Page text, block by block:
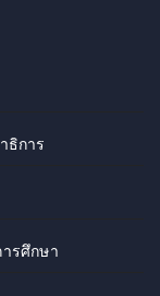
ธิการ
รศึกษา